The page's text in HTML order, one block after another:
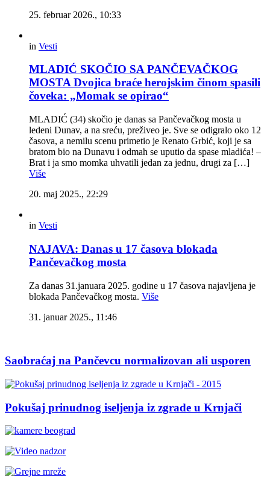
25. februar 2026., 10:33
in Vesti
MLADIĆ SKOČIO SA PANČEVAČKOG
MOSTA Dvojica braće herojskim činom spasili
čoveka: „Momak se opirao“
MLADIĆ (34) skočio je danas sa Pančevačkog mosta u
ledeni Dunav, a na sreću, preživeo je. Sve se odigralo oko 12
časova, a nemilu scenu primetio je Renato Grbić, koji je sa
bratom bio na Dunavu i odmah se uputio da spase mladića! –
Brat i ja smo momka uhvatili jedan za jednu, drugi za […]
Više
20. maj 2025., 22:29
in Vesti
NAJAVA: Danas u 17 časova blokada
Pančevačkog mosta
Za danas 31.januara 2025. godine u 17 časova najavljena je
blokada Pančevačkog mosta. Više
31. januar 2025., 11:46
Saobraćaj na Pančevcu normalizovan ali usporen
Pokušaj prinudnog iseljenja iz zgrade u Krnjači